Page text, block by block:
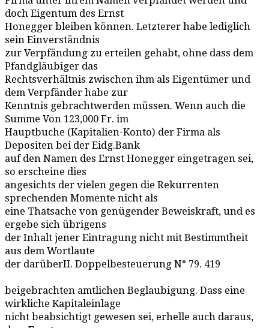
doch Eigentum des Ernst
Honegger bleiben können. Letzterer habe lediglich
sein Einverständnis
zur Verpfändung zu erteilen gehabt, ohne dass dem
Pfandgläubiger das
Rechtsverhältnis zwischen ihm als Eigentümer und
dem Verpfänder habe zur
Kenntnis gebrachtwerden müssen. Wenn auch die
Summe Von 123,000 Fr. im
Hauptbuche (Kapitalien-Konto) der Firma als
Depositen bei der Eidg.Bank
auf den Namen des Ernst Honegger eingetragen sei,
so erscheine dies
angesichts der vielen gegen die Rekurrenten
sprechenden Momente nicht als
eine Thatsache von genügender Beweiskraft, und es
ergebe sich übrigens
der Inhalt jener Eintragung nicht mit Bestimmtheit
aus dem Wortlaute
der darüberII. Doppelbesteuerung N° 79. 419
beigebrachten amtlichen Beglaubigung. Dass eine
wirkliche Kapitaleinlage
nicht beabsichtigt gewesen sei, erhelle auch daraus,